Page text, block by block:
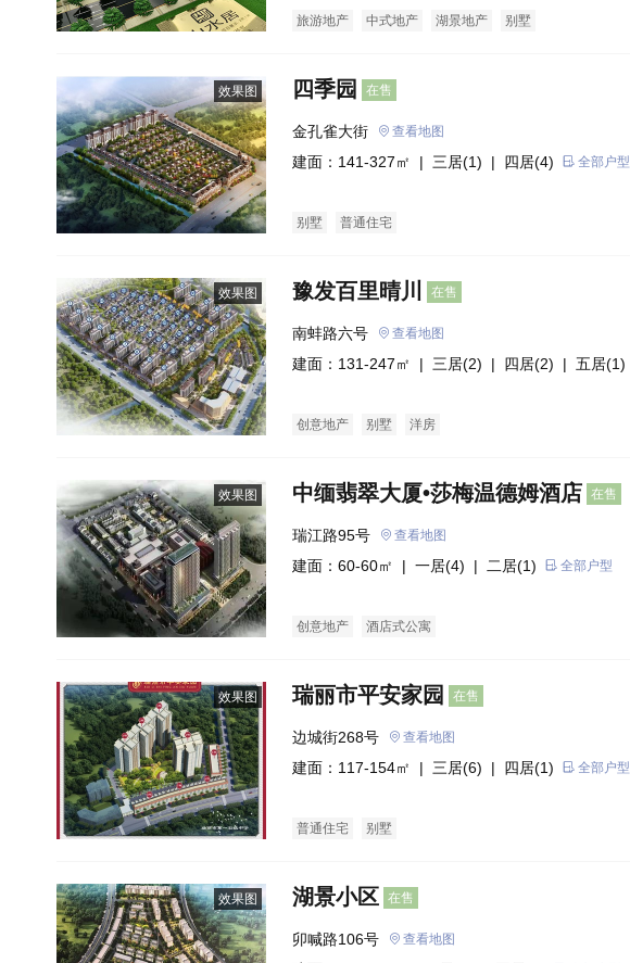
旅游地产 中式地产 湖景地产 别墅
效果图 四季园 在售
金孔雀大街 查看地图
建面：141-327㎡ | 三居(1) | 四居(4) 全部户型
别墅 普通住宅
效果图 豫发百里晴川 在售
南蚌路六号 查看地图
建面：131-247㎡ | 三居(2) | 四居(2) | 五居(1)
创意地产 别墅 洋房
效果图 中缅翡翠大厦•莎梅温德姆酒店 在售
瑞江路95号 查看地图
建面：60-60㎡ | 一居(4) | 二居(1) 全部户型
创意地产 酒店式公寓
效果图 瑞丽市平安家园 在售
边城街268号 查看地图
建面：117-154㎡ | 三居(6) | 四居(1) 全部户型
普通住宅 别墅
效果图 湖景小区 在售
卯喊路106号 查看地图